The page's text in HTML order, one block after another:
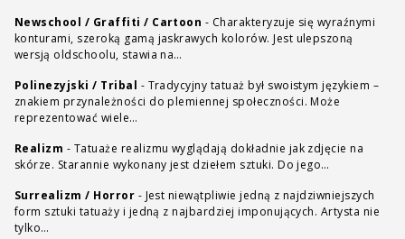
Newschool / Graffiti / Cartoon - Charakteryzuje się wyraźnymi
konturami, szeroką gamą jaskrawych kolorów. Jest ulepszoną
wersją oldschoolu, stawia na…
Polinezyjski / Tribal - Tradycyjny tatuaż był swoistym językiem –
znakiem przynależności do plemiennej społeczności. Może
reprezentować wiele…
Realizm - Tatuaże realizmu wyglądają dokładnie jak zdjęcie na
skórze. Starannie wykonany jest dziełem sztuki. Do jego…
Surrealizm / Horror - Jest niewątpliwie jedną z najdziwniejszych
form sztuki tatuaży i jedną z najbardziej imponujących. Artysta nie
tylko…